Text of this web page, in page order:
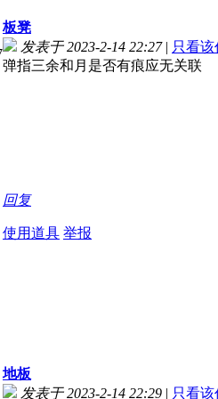
板凳
发表于 2023-2-14 22:27 | 只看该
弹指三余和月是否有痕应无关联
回复
使用道具 举报
地板
发表于 2023-2-14 22:29 | 只看该